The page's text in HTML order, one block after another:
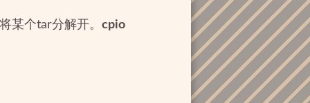
某个tar分解开。cpio